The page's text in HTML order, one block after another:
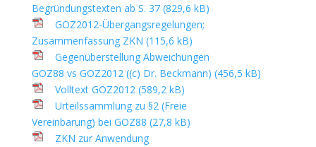
Begründungstexten ab S. 37 (829,6 kB)
GOZ2012-Übergangsregelungen;
Zusammenfassung ZKN (115,6 kB)
Gegenüberstellung Abweichungen
GOZ88 vs GOZ2012 ((c) Dr. Beckmann) (456,5 kB)
Volltext GOZ2012 (589,2 kB)
Urteilssammlung zu §2 (Freie
Vereinbarung) bei GOZ88 (27,8 kB)
ZKN zur Anwendung